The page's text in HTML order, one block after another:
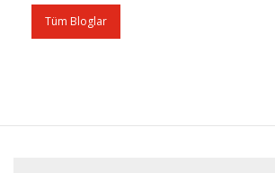
Tüm Bloglar